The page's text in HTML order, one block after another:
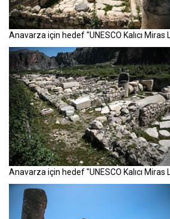
Anavarza için hedef "UNESCO Kalıcı Miras
Anavarza için hedef "UNESCO Kalıcı Miras